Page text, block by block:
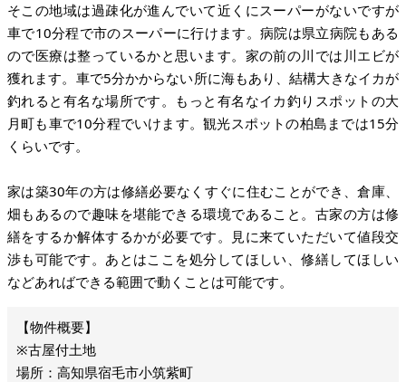
そこの地域は過疎化が進んでいて近くにスーパーがないですが
車で10分程で市のスーパーに行けます。病院は県立病院もある
ので医療は整っているかと思います。家の前の川では川エビが
獲れます。車で5分かからない所に海もあり、結構大きなイカが
釣れると有名な場所です。もっと有名なイカ釣りスポットの大
月町も車で10分程でいけます。観光スポットの柏島までは15分
くらいです。
家は築30年の方は修繕必要なくすぐに住むことができ、倉庫、
畑もあるので趣味を堪能できる環境であること。古家の方は修
繕をするか解体するかが必要です。見に来ていただいて値段交
渉も可能です。あとはここを処分してほしい、修繕してほしい
などあればできる範囲で動くことは可能です。
※古屋付土地
場所：高知県宿毛市小筑紫町